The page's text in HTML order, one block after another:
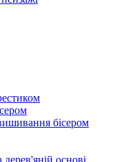
бісером
основі